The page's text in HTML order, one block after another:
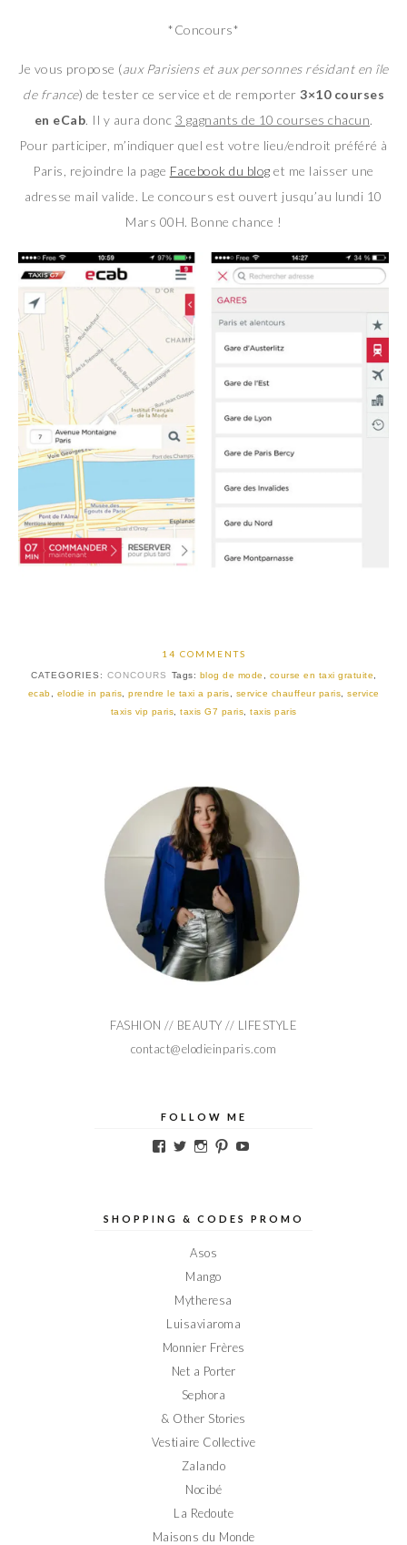
*Concours*
Je vous propose (aux Parisiens et aux personnes résidant en île
de france) de tester ce service et de remporter 3×10 courses
en eCab. Il y aura donc 3 gagnants de 10 courses chacun.
Pour participer, m’indiquer quel est votre lieu/endroit préféré à
Paris, rejoindre la page Facebook du blog et me laisser une
adresse mail valide. Le concours est ouvert jusqu’au lundi 10
Mars 00H. Bonne chance !
14 COMMENTS
CATEGORIES: CONCOURS Tags: blog de mode , course en taxi gratuite,
ecab, elodie in paris, prendre le taxi a paris, service chauffeur paris, service
taxis vip paris, taxis G7 paris, taxis paris
FASHION // BEAUTY // LIFESTYLE
contact@elodieinparis.com
FOLLOW ME
Voir
sur
Voir
sur
Voir
sur
Voir
sur sur
SHOPPING & CODES PROMO
Asos
Mango
Mytheresa
Luisaviaroma
Monnier Frères
Net a Porter
Sephora
& Other Stories
Vestiaire Collective
Zalando
Nocibé
La Redoute
Maisons du Monde